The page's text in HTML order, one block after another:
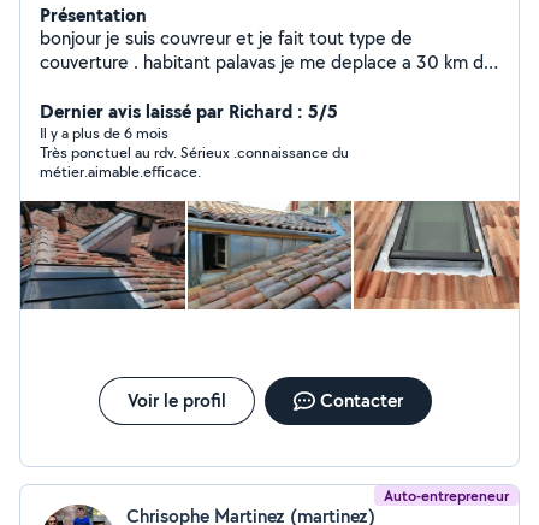
Présentation
bonjour je suis couvreur et je fait tout type de
couverture . habitant palavas je me deplace a 30 km de
Dernier avis laissé par Richard : 5/5
Il y a plus de 6 mois
Très ponctuel au rdv. Sérieux .connaissance du
métier.aimable.efficace.
Voir le profil Contacter
Auto-entrepreneur
Chrisophe Martinez (martinez)